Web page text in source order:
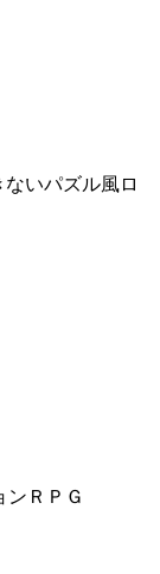
いパズル風ロ
ンＲＰＧ